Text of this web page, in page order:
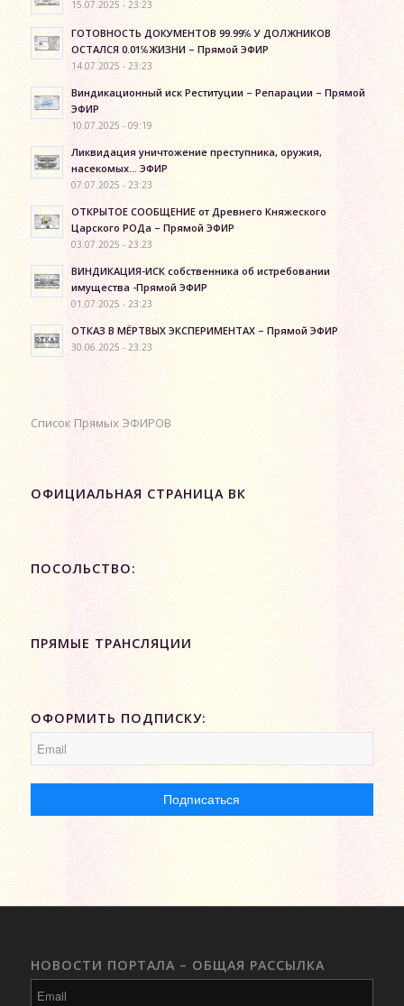
15.07.2025 - 23:23
ГОТОВНОСТЬ ДОКУМЕНТОВ 99.99℅ У ДОЛЖНИКОВ
ОСТАЛСЯ 0.01℅ЖИЗНИ – Прямой ЭФИР
14.07.2025 - 23:23
Виндикационный иск Реституции – Репарации – Прямой
ЭФИР
10.07.2025 - 09:19
Ликвидация уничтожение преступника, оружия,
насекомых… ЭФИР
07.07.2025 - 23:23
ОТКРЫТОЕ СООБЩЕНИЕ от Древнего Княжеского
Царского РОДа – Прямой ЭФИР
03.07.2025 - 23:23
ВИНДИКАЦИЯ-ИСК собственника об истребовании
имущества -Прямой ЭФИР
01.07.2025 - 23:23
ОТКАЗ В МЁРТВЫХ ЭКСПЕРИМЕНТАХ – Прямой ЭФИР
30.06.2025 - 23:23
Список Прямых ЭФИРОВ
ОФИЦИАЛЬНАЯ СТРАНИЦА ВК
ПОСОЛЬСТВО:
ПРЯМЫЕ ТРАНСЛЯЦИИ
ОФОРМИТЬ ПОДПИСКУ:
НОВОСТИ ПОРТАЛА – ОБЩАЯ РАССЫЛКА